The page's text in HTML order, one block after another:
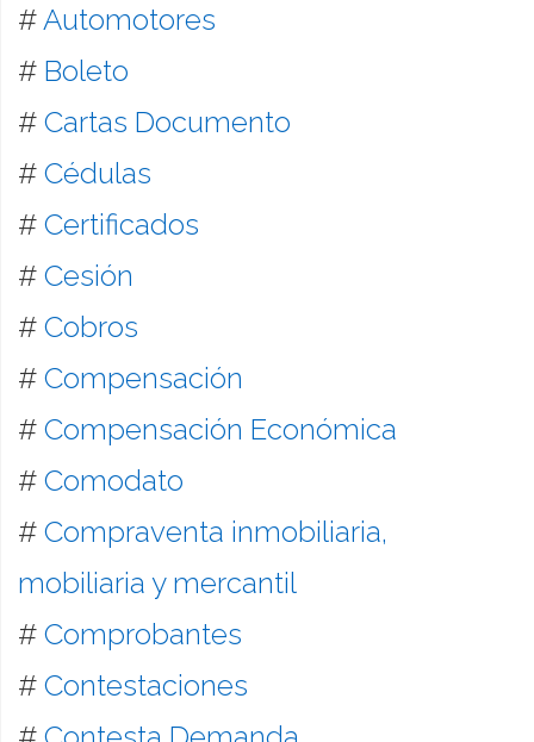
# Automotores
# Boleto
# Cartas Documento
# Cédulas
# Certificados
# Cesión
# Cobros
# Compensación
# Compensación Económica
# Comodato
# Compraventa inmobiliaria,
mobiliaria y mercantil
# Comprobantes
# Contestaciones